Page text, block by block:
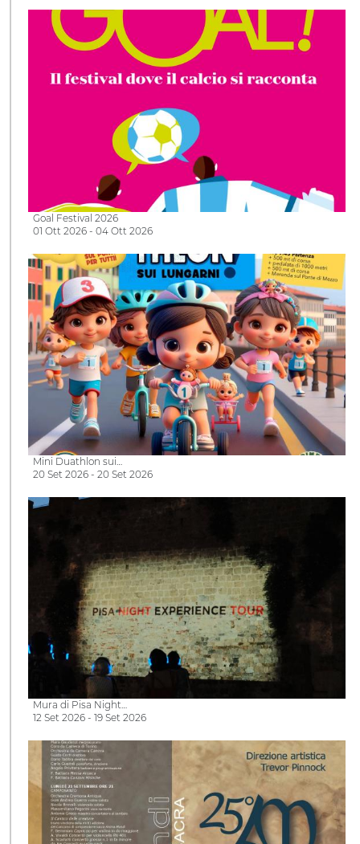
Goal Festival 2026
01 Ott 2026 - 04 Ott 2026
Mini Duathlon sui…
20 Set 2026 - 20 Set 2026
Mura di Pisa Night…
12 Set 2026 - 19 Set 2026